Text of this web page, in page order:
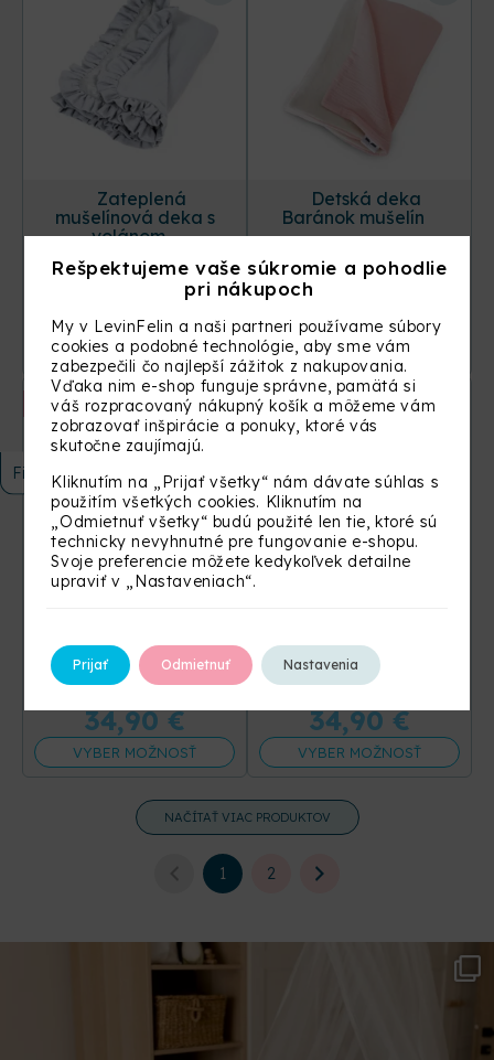
Zateplená
mušelínová deka s
volánom
49,90€
VYBER MOŽNOSŤ
Detská deka
Baránok mušelín
34,90€
VYBER MOŽNOSŤ
34,90€
VYBER MOŽNOSŤ
Vyšitie mena
34,90€
VYBER MOŽNOSŤ
Vyšitie mena
NAČÍTAŤ VIAC PRODUKTOV
1 2
Filtrovať
Rešpektujeme vaše súkromie a pohodlie
pri nákupoch
My v LevinFelin a naši partneri používame súbory
cookies a podobné technológie, aby sme vám
zabezpečili čo najlepší zážitok z nakupovania.
Vďaka nim e-shop funguje správne, pamätá si
váš rozpracovaný nákupný košík a môžeme vám
zobrazovať inšpirácie a ponuky, ktoré vás
skutočne zaujímajú.
Kliknutím na „Prijať všetky“ nám dávate súhlas s
použitím všetkých cookies. Kliknutím na
„Odmietnuť všetky“ budú použité len tie, ktoré sú
technicky nevyhnutné pre fungovanie e-shopu.
Svoje preferencie môžete kedykoľvek detailne
upraviť v „Nastaveniach“.
Prijať Odmietnuť Nastavenia